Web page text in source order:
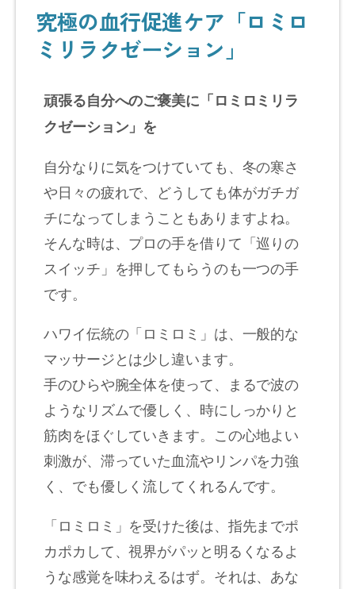
究極の血行促進ケア「ロミロ
ミリラクゼーション」
頑張る自分へのご褒美に「ロミロミリラ
クゼーション」を
自分なりに気をつけていても、冬の寒さ
や日々の疲れで、どうしても体がガチガ
チになってしまうこともありますよね。
そんな時は、プロの手を借りて「巡りの
スイッチ」を押してもらうのも一つの手
です。
ハワイ伝統の「ロミロミ」は、一般的な
マッサージとは少し違います。
手のひらや腕全体を使って、まるで波の
ようなリズムで優しく、時にしっかりと
筋肉をほぐしていきます。この心地よい
刺激が、滞っていた血流やリンパを力強
く、でも優しく流してくれるんです。
「ロミロミ」を受けた後は、指先までポ
カポカして、視界がパッと明るくなるよ
うな感覚を味わえるはず。それは、あな